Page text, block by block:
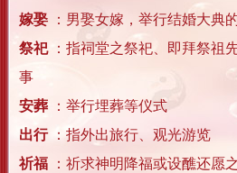
嫁娶
：男娶女嫁，举行结婚大典
祭祀 ：指祠堂之祭祀、即拜祭祖
事
安葬
：举行埋葬等仪式
出行 ：指外出旅行、观光游览
祈福
：祈求神明降福或设醮还愿